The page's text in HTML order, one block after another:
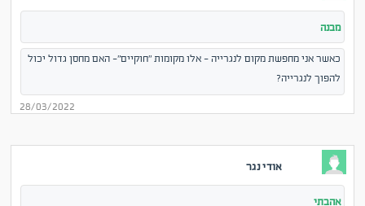
מבנה
כאשר אני מחפשת מקום לנגרייה - אלו מקומות "חוקיים"- האם מחסן גדול יכול
להפוך לנגרייה?
28/03/2022
אודי נגר
אהבתי